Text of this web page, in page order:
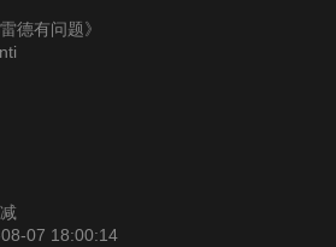
德有问题》
07 18:00:14